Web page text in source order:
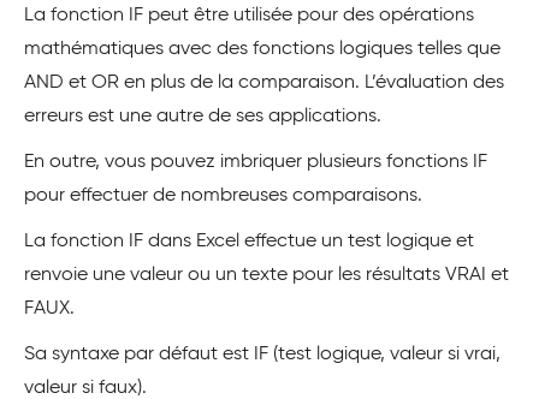
La fonction IF peut être utilisée pour des opérations
mathématiques avec des fonctions logiques telles que
AND et OR en plus de la comparaison. L’évaluation des
erreurs est une autre de ses applications.
En outre, vous pouvez imbriquer plusieurs fonctions IF
pour effectuer de nombreuses comparaisons.
La fonction IF dans Excel effectue un test logique et
renvoie une valeur ou un texte pour les résultats VRAI et
FAUX.
Sa syntaxe par défaut est IF (test logique, valeur si vrai,
valeur si faux).